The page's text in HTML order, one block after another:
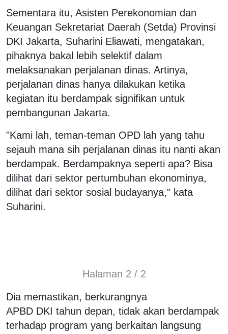
Sementara itu, Asisten Perekonomian dan
Keuangan Sekretariat Daerah (Setda) Provinsi
DKI Jakarta, Suharini Eliawati, mengatakan,
pihaknya bakal lebih selektif dalam
melaksanakan perjalanan dinas. Artinya,
perjalanan dinas hanya dilakukan ketika
kegiatan itu berdampak signifikan untuk
pembangunan Jakarta.
"Kami lah, teman-teman OPD lah yang tahu
sejauh mana sih perjalanan dinas itu nanti akan
berdampak. Berdampaknya seperti apa? Bisa
dilihat dari sektor pertumbuhan ekonominya,
dilihat dari sektor sosial budayanya," kata
Suharini.
Halaman 2 / 2
Dia memastikan, berkurangnya
APBD DKI tahun depan, tidak akan berdampak
terhadap program yang berkaitan langsung